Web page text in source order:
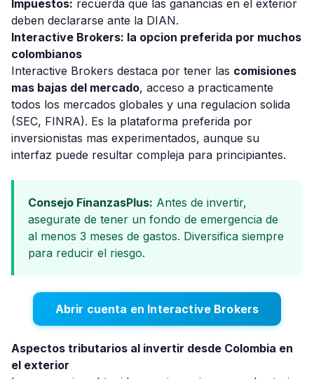
Impuestos: recuerda que las ganancias en el exterior
deben declararse ante la DIAN.
Interactive Brokers: la opcion preferida por muchos
colombianos
Interactive Brokers destaca por tener las comisiones
mas bajas del mercado, acceso a practicamente
todos los mercados globales y una regulacion solida
(SEC, FINRA). Es la plataforma preferida por
inversionistas mas experimentados, aunque su
interfaz puede resultar compleja para principiantes.
Consejo FinanzasPlus: Antes de invertir,
asegurate de tener un fondo de emergencia de
al menos 3 meses de gastos. Diversifica siempre
para reducir el riesgo.
Abrir cuenta en Interactive Brokers
Aspectos tributarios al invertir desde Colombia en
el exterior